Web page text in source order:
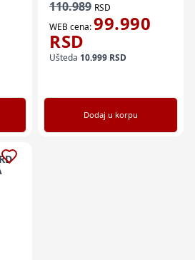
110.989 RSD
WEB cena:99.990
RSD
Ušteda 10.999 RSD
Dodaj u korpu